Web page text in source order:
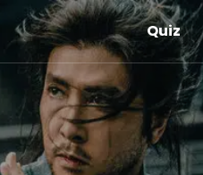
Quiz